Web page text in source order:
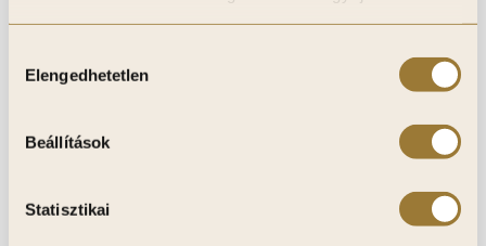
kiválasztása
Elengedhetetlen
Beállítások
Statisztikai